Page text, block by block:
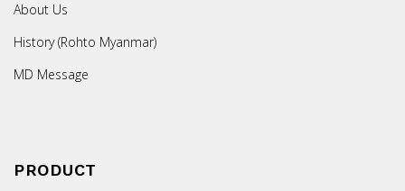
About Us
History (Rohto Myanmar)
MD Message
PRODUCT